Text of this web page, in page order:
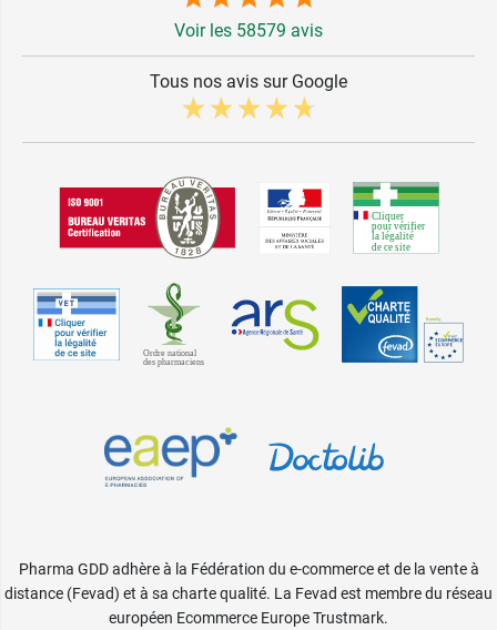
Voir les 58579 avis
Tous nos avis sur Google
Pharma GDD adhère à la Fédération du e-commerce et de la vente à
distance (Fevad) et à sa charte qualité. La Fevad est membre du réseau
européen Ecommerce Europe Trustmark.